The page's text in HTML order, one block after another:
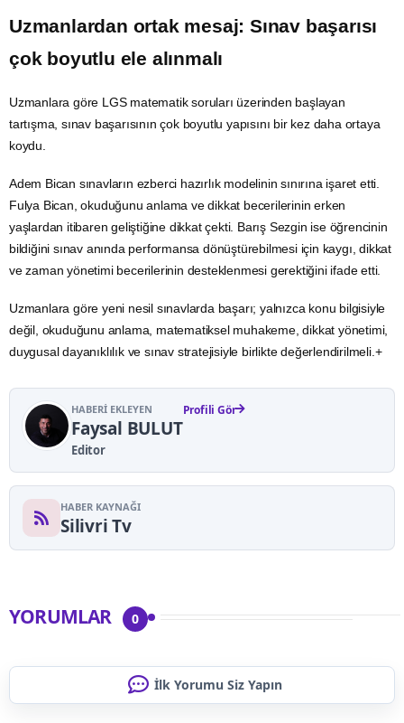
Uzmanlardan ortak mesaj: Sınav başarısı
çok boyutlu ele alınmalı
Uzmanlara göre LGS matematik soruları üzerinden başlayan
tartışma, sınav başarısının çok boyutlu yapısını bir kez daha ortaya
koydu.
Adem Bican sınavların ezberci hazırlık modelinin sınırına işaret etti.
Fulya Bican, okuduğunu anlama ve dikkat becerilerinin erken
yaşlardan itibaren geliştiğine dikkat çekti. Barış Sezgin ise öğrencinin
bildiğini sınav anında performansa dönüştürebilmesi için kaygı, dikkat
ve zaman yönetimi becerilerinin desteklenmesi gerektiğini ifade etti.
Uzmanlara göre yeni nesil sınavlarda başarı; yalnızca konu bilgisiyle
değil, okuduğunu anlama, matematiksel muhakeme, dikkat yönetimi,
duygusal dayanıklılık ve sınav stratejisiyle birlikte değerlendirilmeli.+
HABERI EKLEYEN
Faysal BULUT
Editor
Profili Gör
HABER KAYNAĞI
Silivri Tv
YORUMLAR 0
İlk Yorumu Siz Yapın